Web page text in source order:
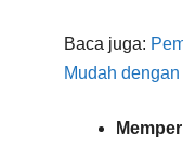
Baca juga:
Mudah